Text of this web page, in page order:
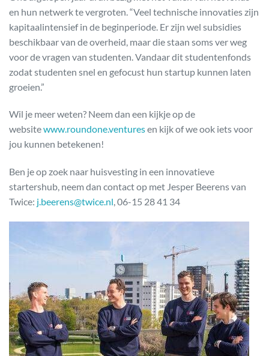
en hun netwerk te vergroten. “Veel technische innovaties zijn
kapitaalintensief in de beginperiode. Er zijn wel subsidies
beschikbaar van de overheid, maar die staan soms ver weg
voor de vragen van studenten. Vandaar dit studentenfonds
zodat studenten snel en gefocust hun startup kunnen laten
groeien.”
Wil je meer weten? Neem dan een kijkje op de
websitewww.roundone.venturesen kijk of we ook iets voor
jou kunnen betekenen!
Ben je op zoek naar huisvesting in een innovatieve
startershub, neem dan contact op met Jesper Beerens van
Twice: j.beerens@twice.nl, 06-15 28 41 34